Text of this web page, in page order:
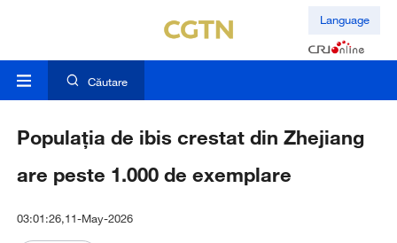
Language
Căutare
Populația de ibis crestat din Zhejiang
are peste 1.000 de exemplare
03:01:26,11-May-2026